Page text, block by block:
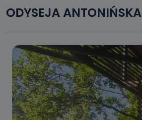
ODYSEJA ANTONIŃSKA